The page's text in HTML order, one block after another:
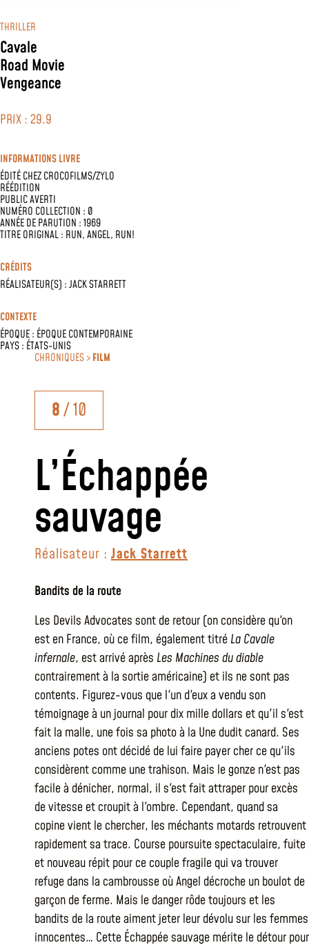
THRILLER
Cavale
Road Movie
Vengeance
PRIX : 29.9
INFORMATIONS LIVRE
ÉDITÉ CHEZCROCOFILMS/ZYLO
RÉÉDITION
PUBLIC AVERTI
NUMÉRO COLLECTION : 0
ANNÉE DE PARUTION : 1969
TITRE ORIGINAL : RUN, ANGEL, RUN!
CRÉDITS
RÉALISATEUR(S) :JACK STARRETT
CONTEXTE
ÉPOQUE : ÉPOQUE CONTEMPORAINE
PAYS : ÉTATS-UNIS
CHRONIQUES >FILM
8/ 10
L’Échappée
sauvage
Réalisateur : Jack Starrett
Bandits de la route
Les Devils Advocates sont de retour (on considère qu'on
est en France, où ce film, également titré La Cavale
infernale, est arrivé après Les Machines du diable
contrairement à la sortie américaine) et ils ne sont pas
contents. Figurez-vous que l'un d'eux a vendu son
témoignage à un journal pour dix mille dollars et qu'il s'est
fait la malle, une fois sa photo à la Une dudit canard. Ses
anciens potes ont décidé de lui faire payer cher ce qu'ils
considèrent comme une trahison. Mais le gonze n'est pas
facile à dénicher, normal, il s'est fait attraper pour excès
de vitesse et croupit à l'ombre. Cependant, quand sa
copine vient le chercher, les méchants motards retrouvent
rapidement sa trace. Course poursuite spectaculaire, fuite
et nouveau répit pour ce couple fragile qui va trouver
refuge dans la cambrousse où Angel décroche un boulot de
garçon de ferme. Mais le danger rôde toujours et les
bandits de la route aiment jeter leur dévolu sur les femmes
innocentes… Cette Échappée sauvage mérite le détour pour